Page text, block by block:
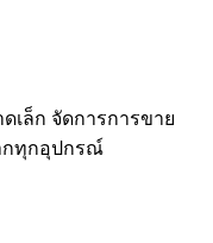
เล็ก จัดการการขาย
กทุกอุปกรณ์